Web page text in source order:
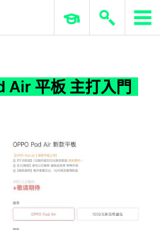
ERP 與商業 AI
Air 平板 主打入門